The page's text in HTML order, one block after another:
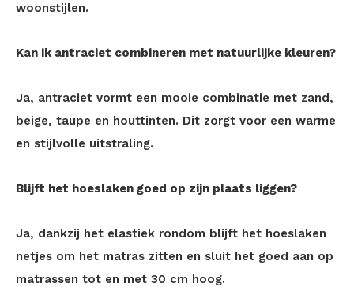
woonstijlen.
Kan ik antraciet combineren met natuurlijke kleuren?
Ja, antraciet vormt een mooie combinatie met zand,
beige, taupe en houttinten. Dit zorgt voor een warme
en stijlvolle uitstraling.
Blijft het hoeslaken goed op zijn plaats liggen?
Ja, dankzij het elastiek rondom blijft het hoeslaken
netjes om het matras zitten en sluit het goed aan op
matrassen tot en met 30 cm hoog.